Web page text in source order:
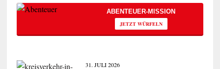
ABENTEUER-MISSION
JETZT WÜRFELN
31. JULI 2026